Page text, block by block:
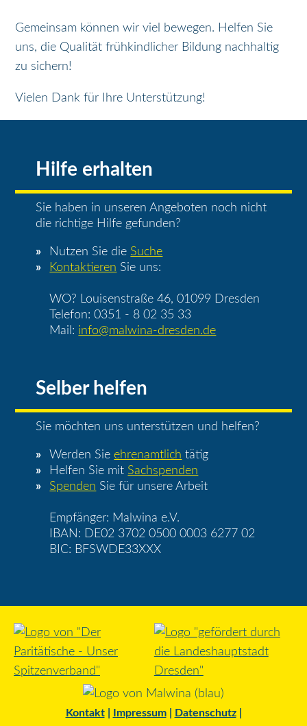
Gemeinsam können wir viel bewegen. Helfen Sie
uns, die Qualität frühkindlicher Bildung nachhaltig
zu sichern!
Vielen Dank für Ihre Unterstützung!
Hilfe erhalten
Sie haben in unseren Angeboten noch nicht
die richtige Hilfe gefunden?
Nutzen Sie die Suche
Kontaktieren Sie uns:
WO? Louisenstraße 46, 01099 Dresden
Telefon: 0351 - 8 02 35 33
Mail: info@malwina-dresden.de
Selber helfen
Sie möchten uns unterstützen und helfen?
Werden Sie ehrenamtlich tätig
Helfen Sie mit Sachspenden
Spenden Sie für unsere Arbeit
Empfänger: Malwina e.V.
IBAN: DE02 3702 0500 0003 6277 02
BIC: BFSWDE33XXX
Kontakt| Impressum| Datenschutz|